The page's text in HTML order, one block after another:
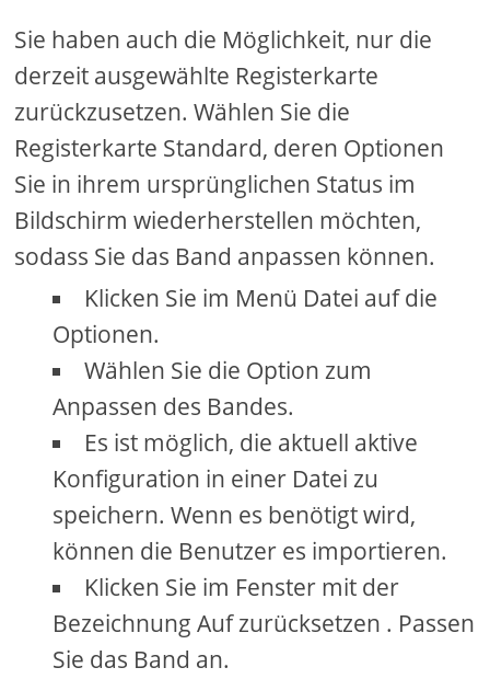
Sie haben auch die Möglichkeit, nur die
derzeit ausgewählte Registerkarte
zurückzusetzen. Wählen Sie die
Registerkarte Standard, deren Optionen
Sie in ihrem ursprünglichen Status im
Bildschirm wiederherstellen möchten,
sodass Sie das Band anpassen können.
Klicken Sie im Menü Datei auf die
Optionen.
Wählen Sie die Option zum
Anpassen des Bandes.
Es ist möglich, die aktuell aktive
Konfiguration in einer Datei zu
speichern. Wenn es benötigt wird,
können die Benutzer es importieren.
Klicken Sie im Fenster mit der
Bezeichnung Auf zurücksetzen . Passen
Sie das Band an.